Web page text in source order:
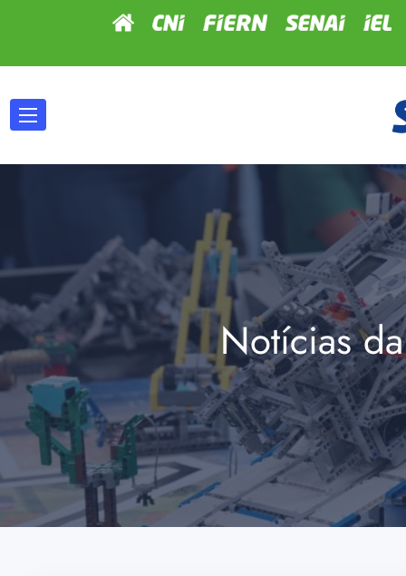
Notícias